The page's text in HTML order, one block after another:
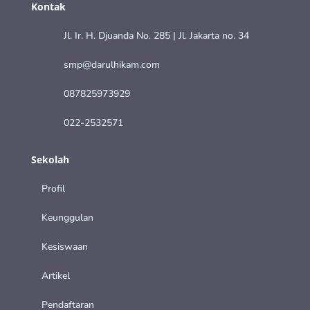
Kontak
Jl. Ir. H. Djuanda No. 285 | Jl. Jakarta no. 34
smp@darulhikam.com
087825973929
022-2532571
Sekolah
Profil
Keunggulan
Kesiswaan
Artikel
Pendaftaran